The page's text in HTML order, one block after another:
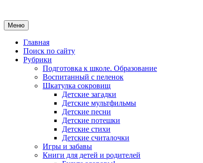
Меню
Главная
Поиск по сайту
Рубрики
Подготовка к школе. Образование
Воспитанный с пеленок
Шкатулка сокровищ
Детские загадки
Детские мультфильмы
Детские песни
Детские потешки
Детские стихи
Детские считалочки
Игры и забавы
Книги для детей и родителей